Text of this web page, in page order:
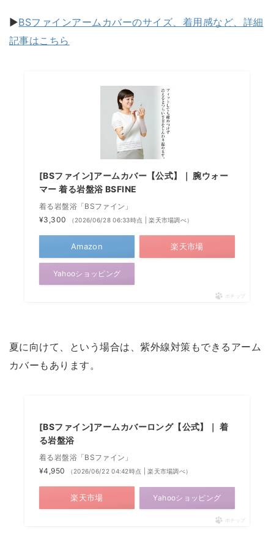
▶BSファインアームカバーのサイズ、着用感など、詳細
記事はこちら
[BSファイン]アームカバー【公式】｜ 腕ウォー
マー 着る岩盤浴 BSFINE
着る岩盤浴「BSファイン」
¥3,300
（2026/06/28 06:33時点 | 楽天市場調べ）
Amazon 楽天市場
Yahooショッピング
ポチップ
夏に向けて、という場合は、紫外線対策もできるアーム
カバーもあります。
[BSファイン]アームカバーロング【公式】｜ 着
る岩盤浴
着る岩盤浴「BSファイン」
¥4,950
（2026/06/22 04:42時点 | 楽天市場調べ）
楽天市場 Yahooショッピング
ポチップ